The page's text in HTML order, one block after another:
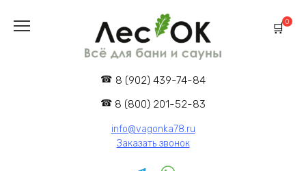
содержанию
8 (902) 439-74-84
8 (800) 201-52-83
info@vagonka78.ru
Заказать звонок
0